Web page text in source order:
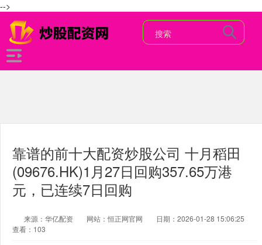
-->
靠谱的前十大配资炒股公司 十月稻田
(09676.HK)1月27日回购357.65万港
元，已连续7日回购
来源：华亿配资 网站：恒正网官网
日期：2026-01-28 15:06:25
查看：103